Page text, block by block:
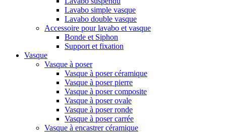
Lavabo simple vasque
Lavabo double vasque
Accessoire pour lavabo et vasque
Bonde et Siphon
Support et fixation
Vasque
Vasque à poser
Vasque à poser céramique
Vasque à poser pierre
Vasque à poser composite
Vasque à poser ovale
Vasque à poser ronde
Vasque à poser carrée
Vasque à encastrer céramique